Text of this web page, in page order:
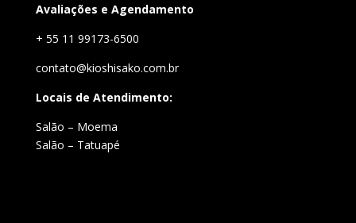
Avaliações e Agendamento
+ 55 11 99173-6500
contato@kioshisako.com.br
Locais de Atendimento:
Salão – Moema
Salão – Tatuapé